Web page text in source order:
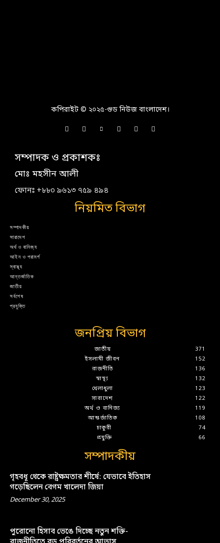
কপিরাইট © ২০২৫-গুড নিউজ বাংলাদেশ।
সম্পাদক ও প্রকাশকঃ
মোঃ মহসীন আলী
ফোনঃ +৮৮০ ৯৬১৩ ৭৫৯ ৪৯৪
নিয়মিত বিভাগ
সম্পাদকীয়
সারাদেশ
অর্থ ও বানিজ্য
আইন ও পরামর্শ
স্বাস্থ্য
আন্তর্জাতিক
জাতীয়
সর্বশেষ
প্রযুক্তি
জনপ্রিয় বিভাগ
জাতীয়
371
ইসলামী জীবন
152
রাজনীতি
136
স্বাস্থ্য
132
খেলাধুলা
123
সারাদেশ
122
অর্থ ও বানিজ্য
119
আন্তর্জাতিক
108
চাকুরী
74
প্রযুক্তি
66
সম্পাদকীয়
গৃহবধূ থেকে রাষ্ট্রক্ষমতার শীর্ষে: যেভাবে ইতিহাস
গড়েছিলেন বেগম খালেদা জিয়া
December 30, 2025
পুরোনো হিসাব ভেঙে দিচ্ছে নতুন শক্তি-